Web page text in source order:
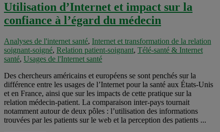
Utilisation d’Internet et impact sur la
confiance à l’égard du médecin
Analyses de l'internet santé, Internet et transformation de la relation
soignant-soigné, Relation patient-soignant, Télé-santé & Internet
santé, Usages de l'Internet santé
Des chercheurs américains et européens se sont penchés sur la
différence entre les usages de l’Internet pour la santé aux États-Unis
et en France, ainsi que sur les impacts de cette pratique sur la
relation médecin-patient. La comparaison inter-pays tournait
notamment autour de deux pôles : l’utilisation des informations
trouvées par les patients sur le web et la perception des patients ...